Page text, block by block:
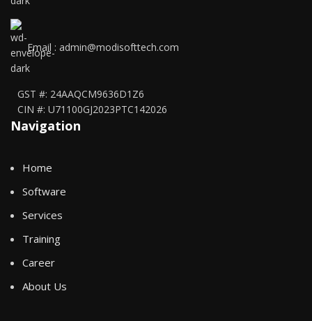
Email : admin@modisofttech.com
GST #: 24AAQCM9636D1Z6
CIN #: U71100GJ2023PTC142026
Navigation
Home
Software
Services
Training
Career
About Us